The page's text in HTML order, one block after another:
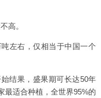
高。
左右，仅相当于中国一个
结果，盛果期可长达50年
最适合种植，全世界95%的